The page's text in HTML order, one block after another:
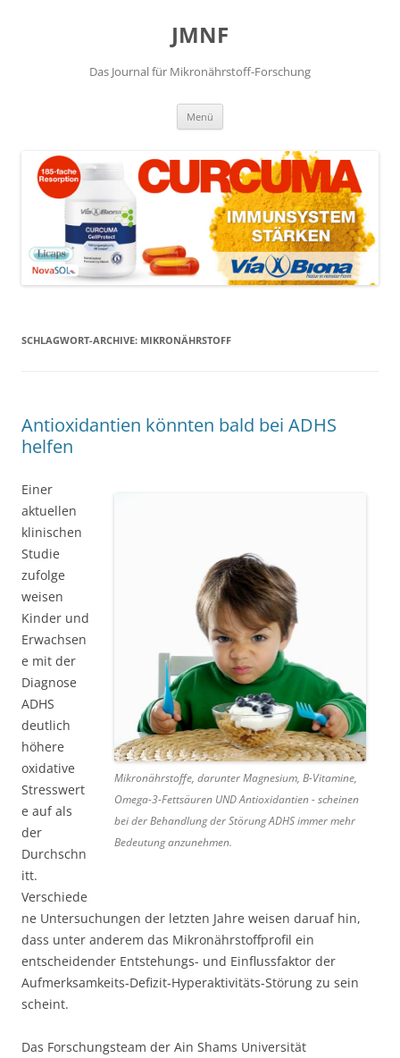
JMNF
Das Journal für Mikronährstoff-Forschung
Menü
SCHLAGWORT-ARCHIVE: MIKRONÄHRSTOFF
Antioxidantien könnten bald bei ADHS
helfen
Mikronährstoffe, darunter Magnesium, B-Vitamine,
Omega-3-Fettsäuren UND Antioxidantien - scheinen
bei der Behandlung der Störung ADHS immer mehr
Bedeutung anzunehmen.
Einer
aktuellen
klinischen
Studie
zufolge
weisen
Kinder und
Erwachsen
e mit der
Diagnose
ADHS
deutlich
höhere
oxidative
Stresswert
e auf als
der
Durchschn
itt.
Verschiede
ne Untersuchungen der letzten Jahre weisen daruaf hin,
dass unter anderem das Mikronährstoffprofil ein
entscheidender Entstehungs- und Einflussfaktor der
Aufmerksamkeits-Defizit-Hyperaktivitäts-Störung zu sein
scheint.
Das Forschungsteam der Ain Shams Universität